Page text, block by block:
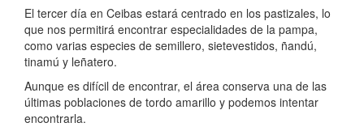
El tercer día en Ceibas estará centrado en los pastizales, lo
que nos permitirá encontrar especialidades de la pampa,
como varias especies de semillero, sietevestidos, ñandú,
tinamú y leñatero.
Aunque es difícil de encontrar, el área conserva una de las
últimas poblaciones de tordo amarillo y podemos intentar
encontrarla.